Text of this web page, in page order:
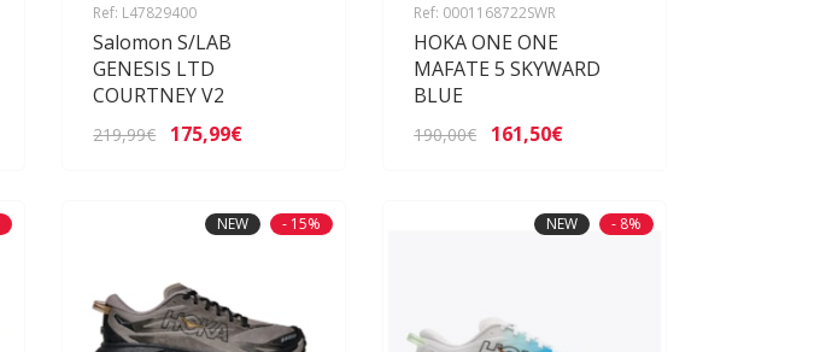
Ref: L47829400
Salomon S/LAB
GENESIS LTD
COURTNEY V2
219,99€ 175,99€
Ref: 0001168722SWR
HOKA ONE ONE
MAFATE 5 SKYWARD
BLUE
190,00€ 161,50€
NEW - 15% NEW - 8%